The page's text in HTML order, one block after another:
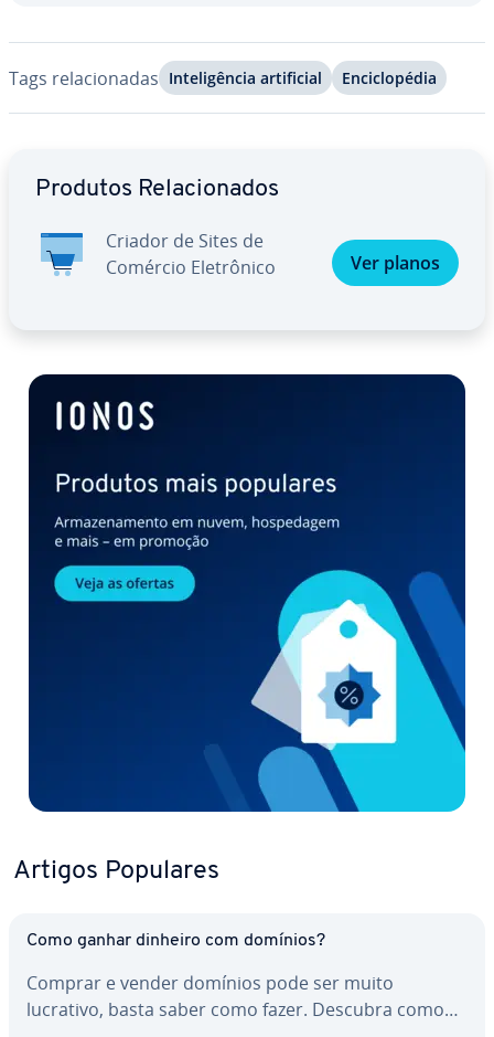
Tags re­la­ci­o­na­das In­te­li­gên­cia ar­ti­fi­cial En­ci­clo­pé­dia
Produtos Re­la­ci­o­na­dos
Criador de Sites de
Comércio Ele­trô­nico
Ver planos
Artigos Populares
Como ganhar dinheiro com domínios?
Comprar e vender domínios pode ser muito
lucrativo, basta saber como fazer. Descubra como…